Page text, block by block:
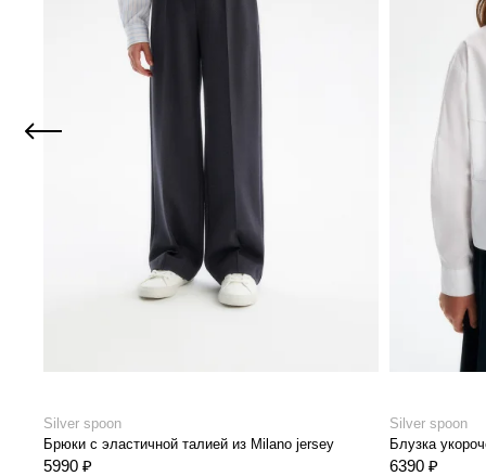
Silver spoon
Брюки с эластичной талией из Milano jersey
5990 ₽
Silver spoon
Блузка
6390 ₽